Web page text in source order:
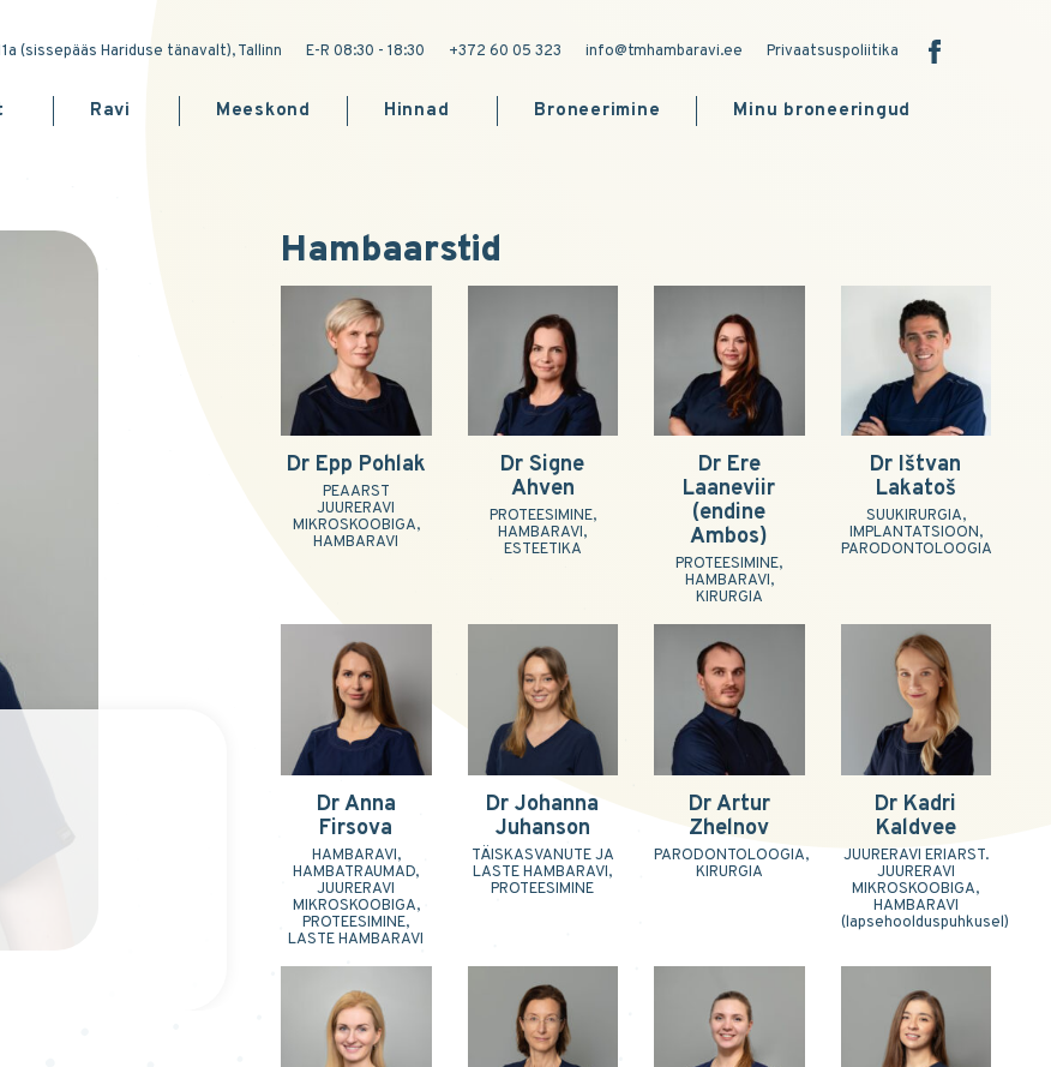
(sissepääs Hariduse tänavalt), Tallinn E-R 08:30 - 18:30 +372 60 05 323 info@tmhambaravi.ee Privaatsuspoliitika
Ravi Meeskond Hinnad Broneerimine Minu broneeringud
Hambaarstid
Dr Epp Pohlak
PEAARST
JUURERAVI
MIKROSKOOBIGA,
HAMBARAVI
Dr Signe
Ahven
PROTEESIMINE,
HAMBARAVI,
ESTEETIKA
Dr Ere
Laaneviir
(endine
Ambos)
PROTEESIMINE,
HAMBARAVI,
KIRURGIA
Dr Ištvan
Lakatoš
SUUKIRURGIA,
IMPLANTATSIOON,
PARODONTOLOOGIA
Dr Anna
Firsova
HAMBARAVI,
HAMBATRAUMAD,
JUURERAVI
MIKROSKOOBIGA,
PROTEESIMINE,
LASTE HAMBARAVI
Dr Johanna
Juhanson
TÄISKASVANUTE JA
LASTE HAMBARAVI,
PROTEESIMINE
Dr Artur
Zhelnov
PARODONTOLOOGIA,
KIRURGIA
Dr Kadri
Kaldvee
JUURERAVI ERIARST.
JUURERAVI
MIKROSKOOBIGA,
HAMBARAVI
(lapsehoolduspuhkusel)